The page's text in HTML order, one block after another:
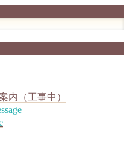
内（工事中）